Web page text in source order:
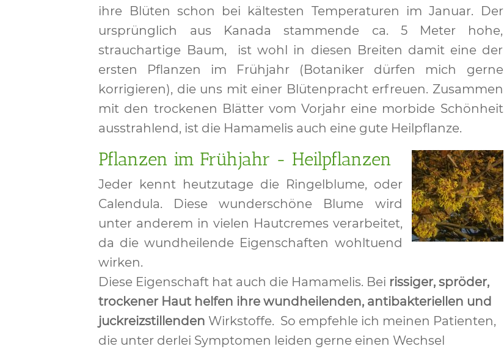
ihre Blüten schon bei kältesten Temperaturen im Januar. Der
ursprünglich aus Kanada stammende ca. 5 Meter hohe,
strauchartige Baum, ist wohl in diesen Breiten damit eine der
ersten Pflanzen im Frühjahr (Botaniker dürfen mich gerne
korrigieren), die uns mit einer Blütenpracht erfreuen. Zusammen
mit den trockenen Blätter vom Vorjahr eine morbide Schönheit
ausstrahlend, ist die Hamamelis auch eine gute Heilpflanze.
Pflanzen im Frühjahr - Heilpflanzen
Jeder kennt heutzutage die Ringelblume, oder
Calendula. Diese wunderschöne Blume wird
unter anderem in vielen Hautcremes verarbeitet,
da die wundheilende Eigenschaften wohltuend
wirken.
Diese Eigenschaft hat auch die Hamamelis. Bei rissiger, spröder,
trockener Haut helfen ihre wundheilenden, antibakteriellen und
juckreizstillenden Wirkstoffe. So empfehle ich meinen Patienten,
die unter derlei Symptomen leiden gerne einen Wechsel